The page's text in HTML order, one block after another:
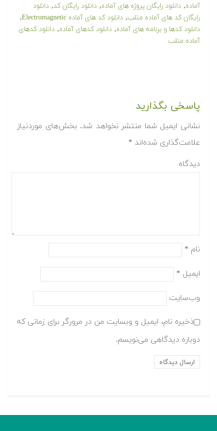
آماده, دانلود رایگان پروژه های آماده, دانلود رایگان کد, دانلود
رایگان کد های آماده متلب, دانلود کد های آماده Electromagnetic ,
دانلود کدها و برنامه های آماده, دانلود کدهای آماده, دانلود کدهای
آماده متلب
پاسخی بگذارید
نشانی ایمیل شما منتشر نخواهد شد. بخش‌های موردنیاز
علامت‌گذاری شده‌اند *
دیدگاه
نام *
ایمیل *
وب‌سایت
ذخیره نام، ایمیل و وبسایت من در مرورگر برای زمانی که
دوباره دیدگاهی می‌نویسم.